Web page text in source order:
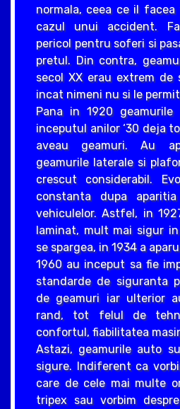
normala, ceea ce il
cazul unui accident.
pericol pentru soferi si
pretul. Din contra,
secol XX erau extrem de
incat nimeni nu si le
Pana in 1920
inceputul anilor ‘30 deja
aveau geamuri. Au
geamurile laterale si
crescut considerabil.
constanta dupa
vehiculelor. Astfel, in
laminat, mult mai sigur
se spargea, in 1934 a
1960 au inceput sa fie
standarde de siguranta
de geamuri iar ulterior
rand, tot felul de
confortul, fiabilitatea
Astazi, geamurile auto
sigure. Indiferent ca
care de cele mai multe
tripex sau vorbim